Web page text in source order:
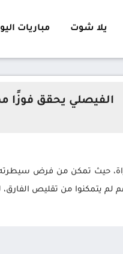
يلا شوت مباريات
الفيصلي يحقق فوزًا
حيث تمكن من فرض
لم يتمكنوا من تقليص